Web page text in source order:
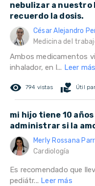
nebulizar a nuestro
recuerdo la dosis.
César Alejandro
Medicina del
Ambos medicamentos
inhalador, en l... Leer más
remove_red_eye 794 vistas volunteer_activism Útil
mi hijo tiene 10
administrar si la
Merly Rossana
Cardiología
Es recomendado que
pediátr... Leer más